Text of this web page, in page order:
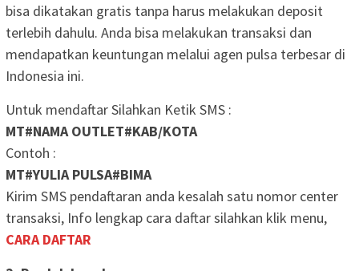
bisa dikatakan gratis tanpa harus melakukan deposit
terlebih dahulu. Anda bisa melakukan transaksi dan
mendapatkan keuntungan melalui agen pulsa terbesar di
Indonesia ini.
Untuk mendaftar Silahkan Ketik SMS :
MT#NAMA OUTLET#KAB/KOTA
Contoh :
MT#YULIA PULSA#BIMA
Kirim SMS pendaftaran anda kesalah satu nomor center
transaksi, Info lengkap cara daftar silahkan klik menu,
CARA DAFTAR